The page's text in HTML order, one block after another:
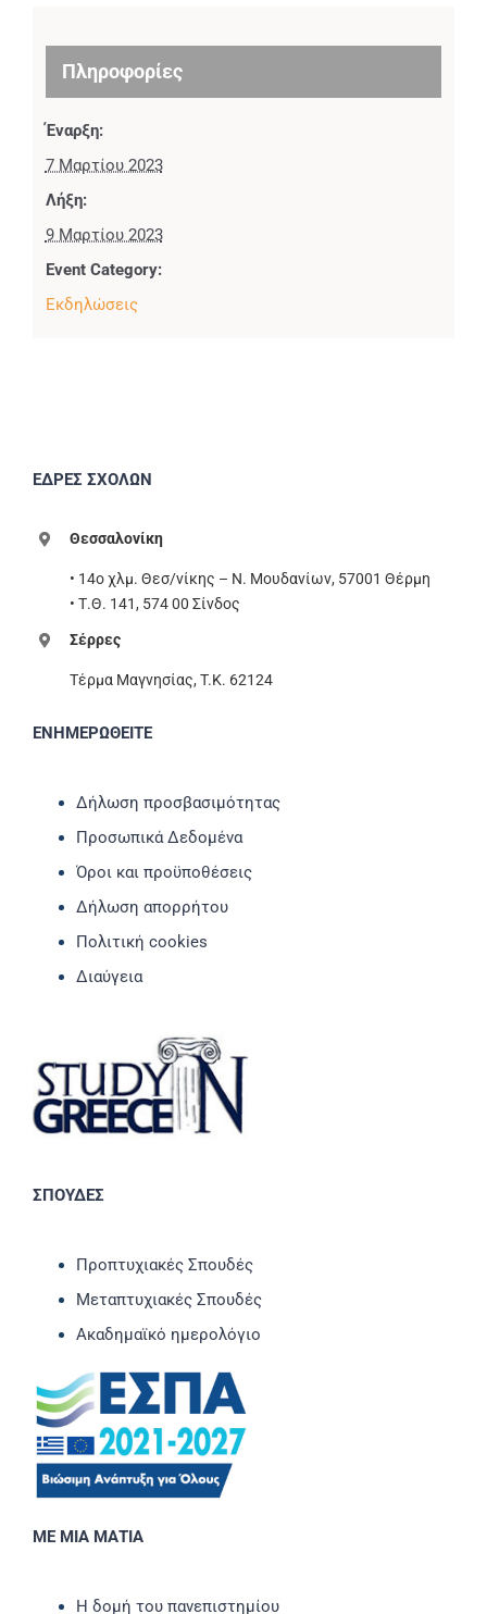
Πληροφορίες
Έναρξη:
7 Μαρτίου 2023
Λήξη:
9 Μαρτίου 2023
Event Category:
Εκδηλώσεις
ΕΔΡΕΣ ΣΧΟΛΩΝ
Θεσσαλονίκη
• 14ο χλμ. Θεσ/νίκης – Ν. Μουδανίων, 57001 Θέρμη
• Τ.Θ. 141, 574 00 Σίνδος
Σέρρες
Τέρμα Μαγνησίας, T.K. 62124
ΕΝΗΜΕΡΩΘΕΙΤΕ
Δήλωση προσβασιμότητας
Προσωπικά Δεδομένα
Όροι και προϋποθέσεις
Δήλωση απορρήτου
Πολιτική cookies
Διαύγεια
ΣΠΟΥΔΕΣ
Προπτυχιακές Σπουδές
Μεταπτυχιακές Σπουδές
Ακαδημαϊκό ημερολόγιο
ΜΕ ΜΙΑ ΜΑΤΙΑ
Η δομή του πανεπιστημίου